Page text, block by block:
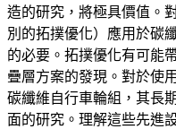
造的研究，將極具價值。
別的拓撲優化）應用於碳
的必要。拓撲優化有可能
疊層方案的發現。對於使
碳纖維自行車輪組，其長
面的研究。理解這些先進